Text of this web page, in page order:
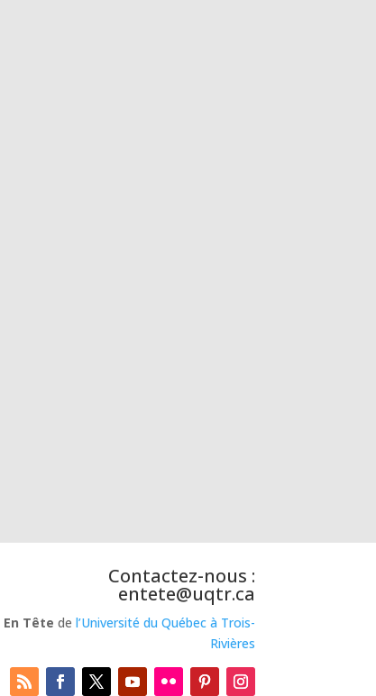
Contactez-nous :
entete@uqtr.ca
En Tête de l’Université du Québec à Trois-
Rivières